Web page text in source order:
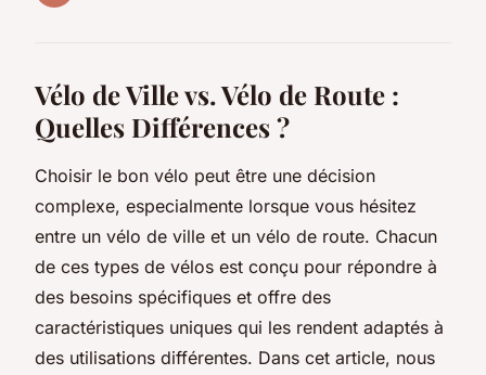
Vélo de Ville vs. Vélo de Route :
Quelles Différences ?
Choisir le bon vélo peut être une décision
complexe, especialmente lorsque vous hésitez
entre un vélo de ville et un vélo de route. Chacun
de ces types de vélos est conçu pour répondre à
des besoins spécifiques et offre des
caractéristiques uniques qui les rendent adaptés à
des utilisations différentes. Dans cet article, nous